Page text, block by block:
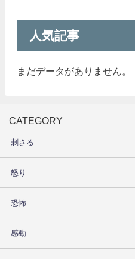
人気記事
まだデータがありません。
CATEGORY
刺さる
怒り
恐怖
感動